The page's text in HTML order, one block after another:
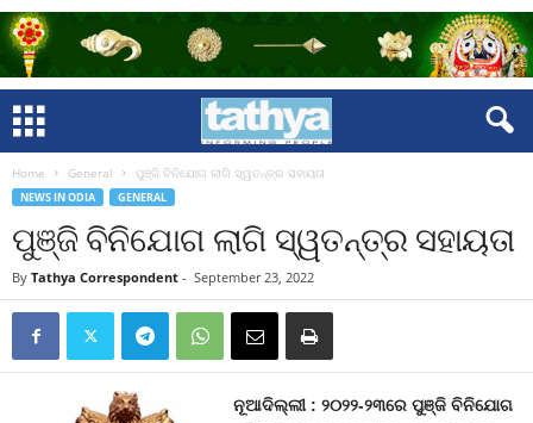
Home General ପୁଞ୍ଜି ବିନିଯୋଗ ଲାଗି ସ୍ୱତନ୍ତ୍ର ସହାୟତା
NEWS IN ODIA GENERAL
ପୁଞ୍ଜି ବିନିଯୋଗ ଲାଗି ସ୍ୱତନ୍ତ୍ର ସହାୟତା
By Tathya Correspondent - September 23, 2022
ନୂଆଦିଲ୍ଲୀ : ୨୦୨୨-୨୩ରେ ପୁଞ୍ଜି ବିନିଯୋଗ